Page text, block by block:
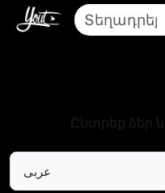
Ընտրեք ձեր
عربى